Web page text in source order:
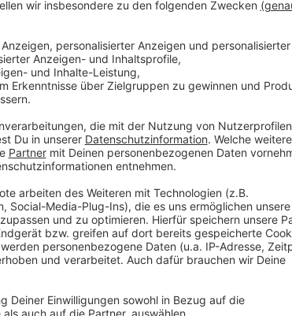
Mark Ambor verrät uns ob er es lieber süß
Anzeige
Die Single "Belong Together"
Wir benötigen Ihre
den YouTube
laden!